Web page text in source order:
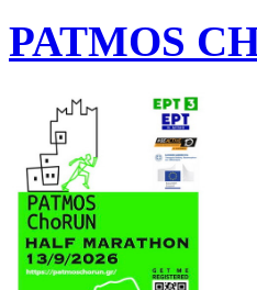
PATMOS